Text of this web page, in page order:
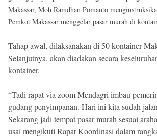
Makassar, Moh Ramdhan Pomanto
Pemkot Makassar menggelar pasar murah di
Tahap awal, dilaksanakan di 50 kontainer
Selanjutnya, akan diadakan secara
kontainer.
“Tadi rapat via zoom Mendagri imbau
gudang penyimpanan. Hari ini kita sudah
Sekarang jadi tempat pasar murah sesuai
usai mengikuti Rapat Koordinasi dalam